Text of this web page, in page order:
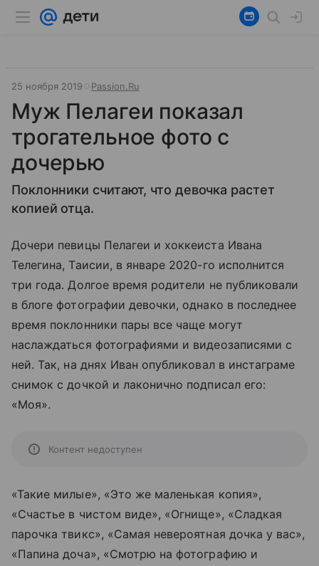
25 ноября 2019 Passion.Ru
Муж Пелагеи показал
трогательное фото с
дочерью
Поклонники считают, что девочка растет
копией отца.
Дочери певицы Пелагеи и хоккеиста Ивана
Телегина, Таисии, в январе 2020-го исполнится
три года. Долгое время родители не публиковали
в блоге фотографии девочки, однако в последнее
время поклонники пары все чаще могут
наслаждаться фотографиями и видеозаписями с
ней. Так, на днях Иван опубликовал в инстаграме
снимок с дочкой и лаконично подписал его:
«Моя».
Контент недоступен
«Такие милые», «Это же маленькая копия»,
«Счастье в чистом виде», «Огнище», «Сладкая
парочка твикс», «Самая невероятная дочка у вас»,
«Папина доча», «Смотрю на фотографию и